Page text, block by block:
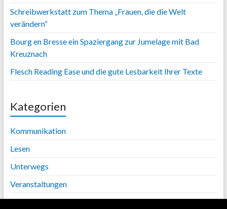
Schreibwerkstatt zum Thema „Frauen, die die Welt
verändern“
Bourg en Bresse ein Spaziergang zur Jumelage mit Bad
Kreuznach
Flesch Reading Ease und die gute Lesbarkeit Ihrer Texte
Kategorien
Kommunikation
Lesen
Unterwegs
Veranstaltungen